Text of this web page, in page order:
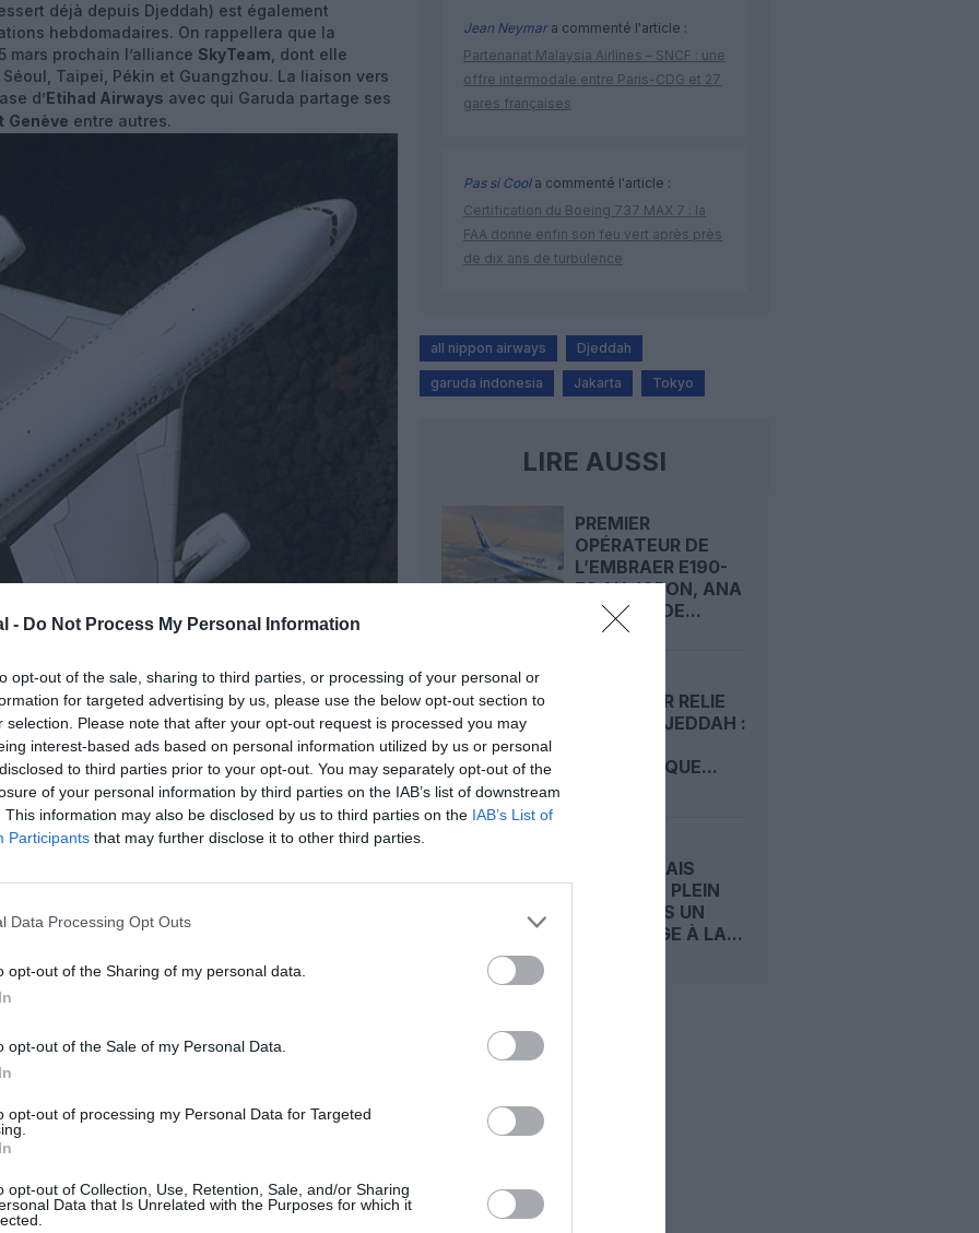
- Do Not Process My Personal Information
opt-out of the sale, sharing to third parties, or processing of your personal or
for targeted advertising by us, please use the below opt-out section to
selection. Please note that after your opt-out request is processed you may
interest-based ads based on personal information utilized by us or personal
to third parties prior to your opt-out. You may separately opt-out of the
of your personal information by third parties on the IAB’s list of downstream
This information may also be disclosed by us to third parties on the IAB’s List of
Participants that may further disclose it to other third parties.
Data Processing Opt Outs
opt-out of the Sharing of my personal data.
opt-out of the Sale of my Personal Data.
opt-out of processing my Personal Data for Targeted
opt-out of Collection, Use, Retention, Sale, and/or Sharing
Data that Is Unrelated with the Purposes for which it
déjà depuis Djeddah) est également
hebdomadaires. On rappellera que la
prochain l’alliance SkyTeam , dont elle
Taipei, Pékin et Guangzhou. La liaison vers
d’Etihad Airways avec qui Garuda partage ses
Genève entre autres.
apprécié l’article ?
nous, faites un don !
3 janvier 2014 - 13 h 06 min
Jean Neymara commenté l'article :
Partenariat Malaysia Airlines – SNCF : une
offre intermodale entre Paris-CDG et 27
gares françaises
Pas si Coola commenté l'article :
Certification du Boeing 737 MAX 7 : la
FAA donne enfin son feu vert après près
de dix ans de turbulence
all nippon airways Djeddah
garuda indonesia Jakarta Tokyo
LIRE AUSSI
PREMIER
OPÉRATEUR DE
L’EMBRAER E190-
E2 AU JAPON, ANA
COMMANDE...
RIYADH AIR RELIE
RIYAD À DJEDDAH :
STRATÉGIQUE...
UN LYONNAIS
MEURT EN PLEIN
CIEL APRÈS UN
PÈLERINAGE À LA...